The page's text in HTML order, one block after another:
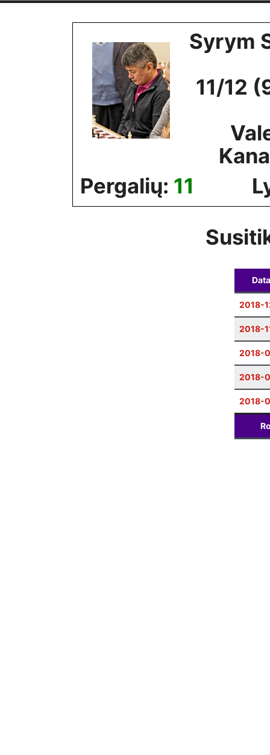
Syrym
11/12
Pergalių: 11
Data
2018-
2018-
2018-
2018-
2018-